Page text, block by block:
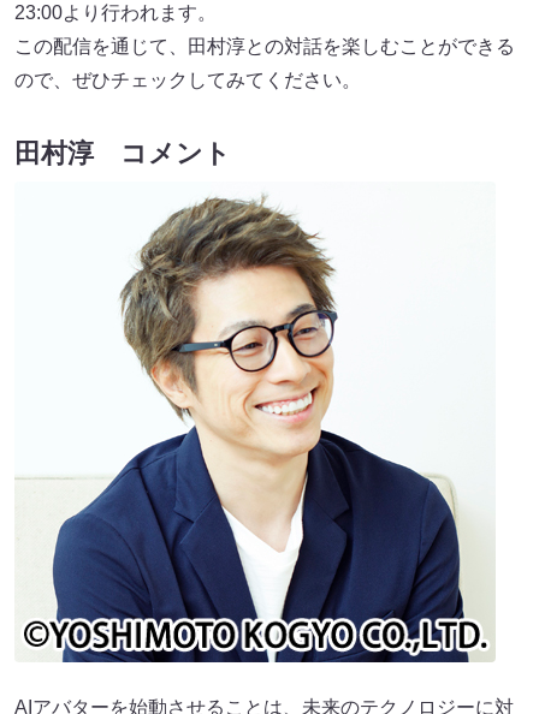
23:00より行われます。
この配信を通じて、田村淳との対話を楽しむことができる
ので、ぜひチェックしてみてください。
田村淳 コメント
AIアバターを始動させることは、未来のテクノロジーに対